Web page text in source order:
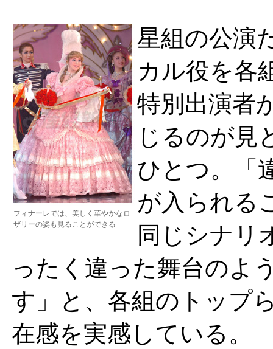
フィナーレでは、美しく華やかなロ
ザリーの姿も見ることができる
星組の公演
カル役を各
特別出演者
じるのが見
ひとつ。「
が入られる
同じシナリ
ったく違った舞台のよ
す」と、各組のトップ
在感を実感している。